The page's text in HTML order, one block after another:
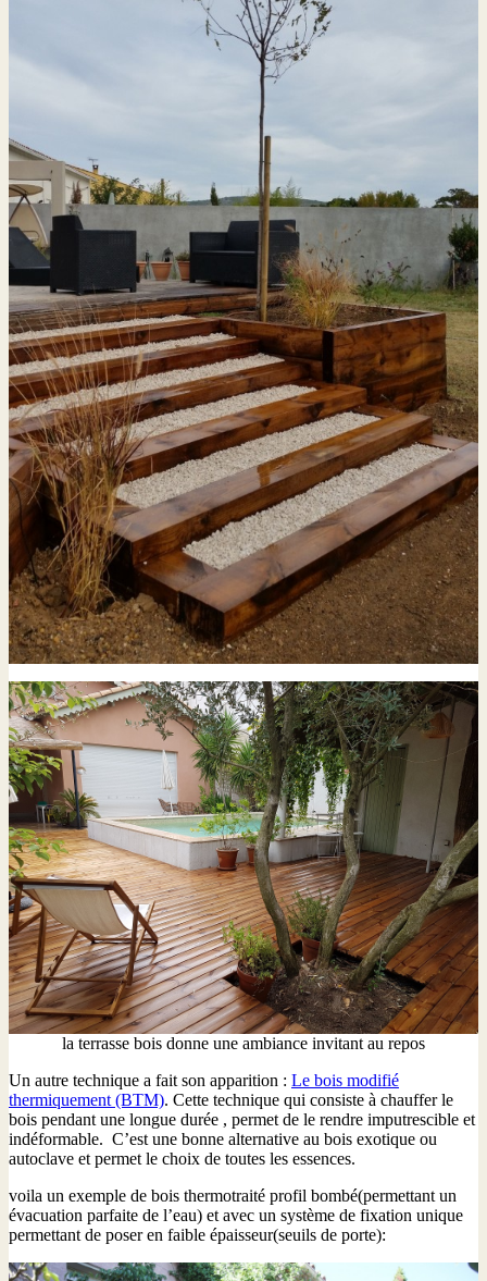
la terrasse bois donne une ambiance invitant au repos
Un autre technique a fait son apparition : Le bois modifié
thermiquement (BTM). Cette technique qui consiste à chauffer le
bois pendant une longue durée , permet de le rendre imputrescible et
indéformable. C’est une bonne alternative au bois exotique ou
autoclave et permet le choix de toutes les essences.
voila un exemple de bois thermotraité profil bombé(permettant un
évacuation parfaite de l’eau) et avec un système de fixation unique
permettant de poser en faible épaisseur(seuils de porte):